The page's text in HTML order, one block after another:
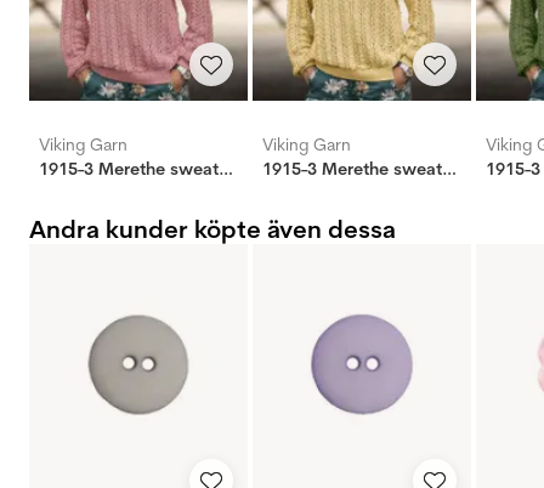
Viking Garn
1915-3 Merethe sweater gammelrosa
Viking Garn
1915-3 Merethe sweater lys gul
Viking
Andra kunder köpte även dessa